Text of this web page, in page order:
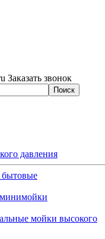
Заказать звонок
давления
мойки высокого